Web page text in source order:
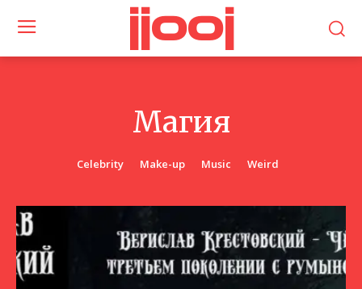
jjooj
Магия
Celebrity Make-up Music Weird